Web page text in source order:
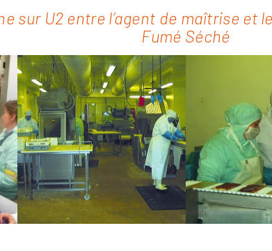
sur U2 entre l’agent de maîtrise et
Fumé Séché